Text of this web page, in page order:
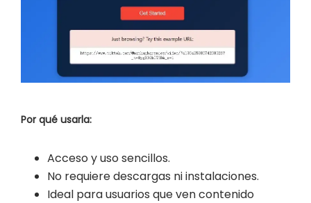
Por qué usarla:
Acceso y uso sencillos.
No requiere descargas ni instalaciones.
Ideal para usuarios que ven contenido